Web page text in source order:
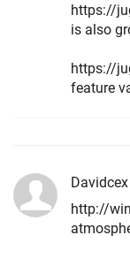
https://
is also
https://
feature
Davidcex
http://